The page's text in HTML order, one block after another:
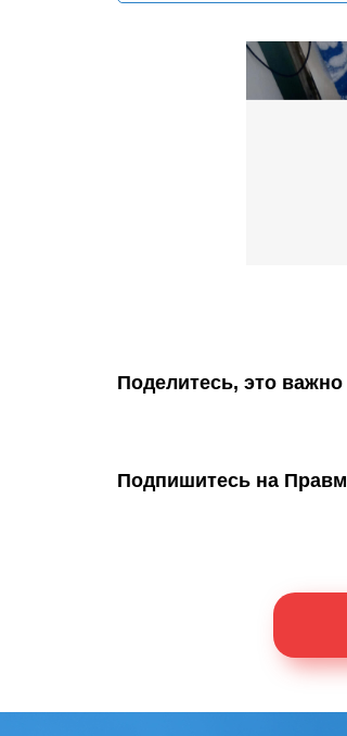
Поделитесь, это важно
Подпишитесь на